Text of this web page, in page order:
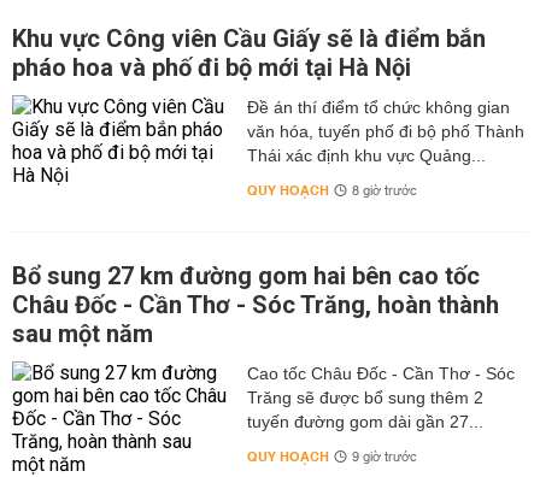
Khu vực Công viên Cầu Giấy sẽ là điểm bắn
pháo hoa và phố đi bộ mới tại Hà Nội
Đề án thí điểm tổ chức không gian
văn hóa, tuyến phố đi bộ phố Thành
Thái xác định khu vực Quảng...
QUY HOẠCH 8 giờ trước
Bổ sung 27 km đường gom hai bên cao tốc
Châu Đốc - Cần Thơ - Sóc Trăng, hoàn thành
sau một năm
Cao tốc Châu Đốc - Cần Thơ - Sóc
Trăng sẽ được bổ sung thêm 2
tuyến đường gom dài gần 27...
QUY HOẠCH 9 giờ trước